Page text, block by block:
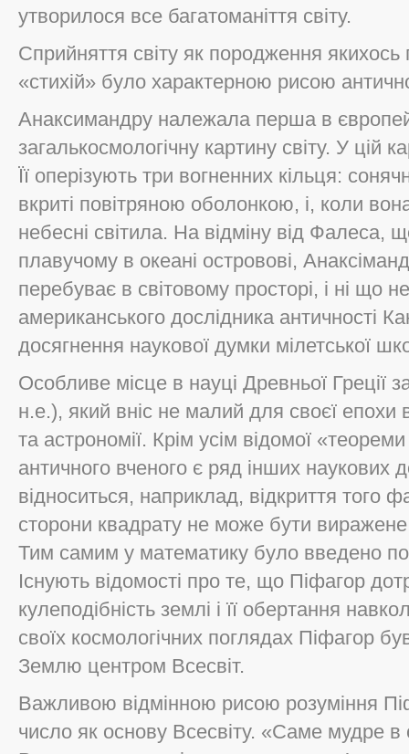
утворилося все багатоманіття світу.
Сприйняття світу як породження
«стихій» було характерною рисою
Анаксимандру належала перша в
загалькосмологічну картину світу. У цій
Її оперізують три вогненних кільця:
вкриті повітряною оболонкою, і, коли
небесні світила. На відміну від
плавучому в океані островові,
перебуває в світовому просторі, і ні що
американського дослідника античності
досягнення наукової думки мілетської
Особливе місце в науці Древньої
н.е.), який вніс не малий для своєї епохи
та астрономії. Крім усім відомої
античного вченого є ряд інших наукових
відноситься, наприклад, відкриття того
сторони квадрату не може бути
Тим самим у математику було введено
Існують відомості про те, що Піфагор
кулеподібність землі і її обертання
своїх космологічних поглядах Піфагор
Землю центром Всесвіт.
Важливою відмінною рисою розуміння
число як основу Всесвіту. «Саме мудре в